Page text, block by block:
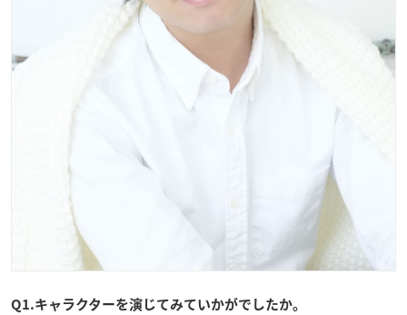
Q1.キャラクターを演じてみていかがでしたか。